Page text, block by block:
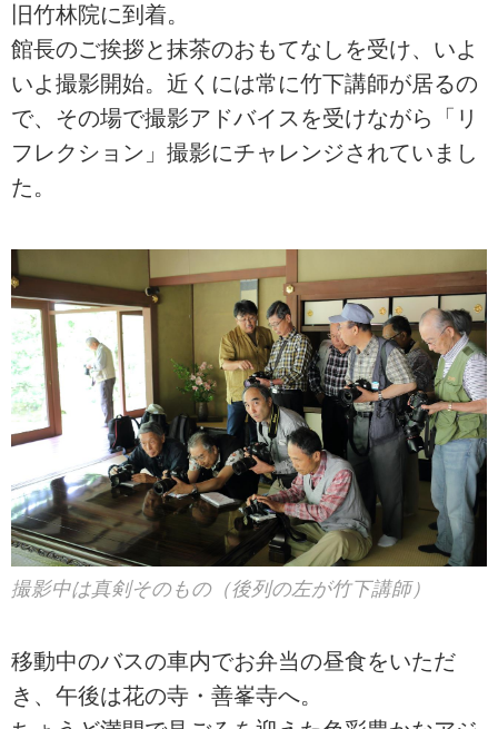
旧竹林院に到着。
館長のご挨拶と抹茶のおもてなしを受け、いよ
いよ撮影開始。近くには常に竹下講師が居るの
で、その場で撮影アドバイスを受けながら「リ
フレクション」撮影にチャレンジされていまし
た。
撮影中は真剣そのもの（後列の左が竹下講師）
移動中のバスの車内でお弁当の昼食をいただ
き、午後は花の寺・善峯寺へ。